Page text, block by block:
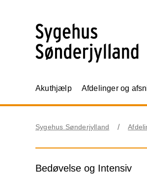
Akuthjælp Afdelinger og
Sygehus Sønderjylland
Bedøvelse og Intensiv